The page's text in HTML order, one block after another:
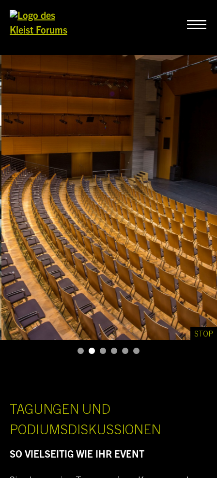
STOP
TAGUNGEN UND
PODIUMSDISKUSSIONEN
SO VIELSEITIG WIE IHR EVENT